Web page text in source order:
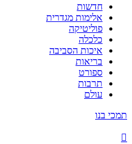
חדשות
אלימות מגדרית
פוליטיקה
כלכלה
איכות הסביבה
בריאות
ספורט
תרבות
עולם
תמכי בנו